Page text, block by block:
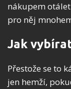
nákupem
pro něj
Jak
Přestože se to
jen hemží,